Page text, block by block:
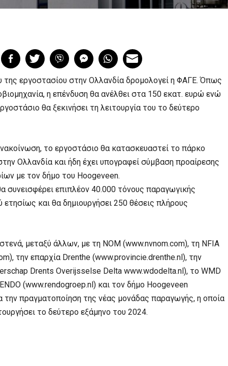
της εργοστασίου στην Ολλανδία δρομολογεί η ΦΑΓΕ. Όπως
η επένδυση θα ανέλθει στα 150 εκατ. ευρώ ενώ
θα ξεκινήσει τη λειτουργία του το δεύτερο
το εργοστάσιο θα κατασκευαστεί το πάρκο
Ολλανδία και ήδη έχει υπογραφεί σύμβαση προαίρεσης
με τον δήμο του Hoogeveen.
συνεισφέρει επιπλέον 40.000 τόνους παραγωγικής
ετησίως και θα δημιουργήσει 250 θέσεις πλήρους
μεταξύ άλλων, με τη NOM (www.nvnom.com), τη NFIA
την επαρχία Drenthe (www.provincie.drenthe.nl), την
Drents Overijsselse Delta www.wdodelta.nl), το WMD
(www.rendogroep.nl) και τον δήμο Hoogeveen
την πραγματοποίηση της νέας μονάδας παραγωγής, η οποία
το δεύτερο εξάμηνο του 2024.